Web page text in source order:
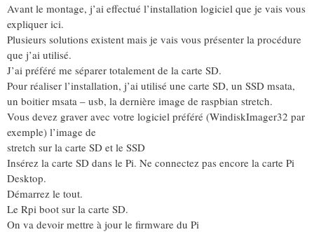
Avant le montage, j’ai effectué l’installation logiciel que je vais vous
expliquer ici.
Plusieurs solutions existent mais je vais vous présenter la procédure
que j’ai utilisé.
J’ai préféré me séparer totalement de la carte SD.
Pour réaliser l’installation, j’ai utilisé une carte SD, un SSD msata,
un boitier msata – usb, la dernière image de raspbian stretch.
Vous devez graver avec votre logiciel préféré (WindiskImager32 par
exemple) l’image de
stretch sur la carte SD et le SSD
Insérez la carte SD dans le Pi. Ne connectez pas encore la carte Pi
Desktop.
Démarrez le tout.
Le Rpi boot sur la carte SD.
On va devoir mettre à jour le firmware du Pi